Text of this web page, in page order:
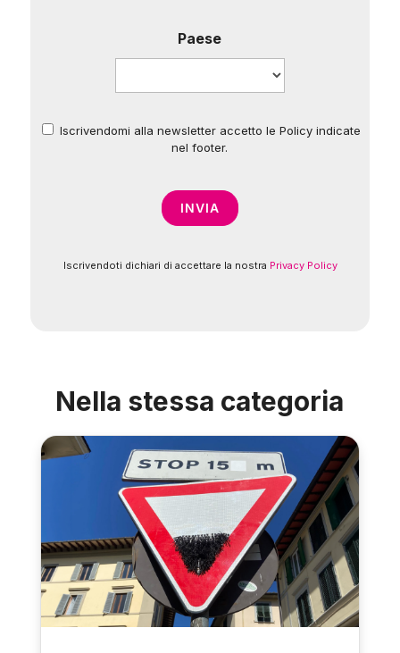
Paese
*
Iscrivendomi alla newsletter accetto le Policy indicate
nel footer.
Iscrivendoti dichiari di accettare la nostra Privacy Policy
Nella stessa categoria